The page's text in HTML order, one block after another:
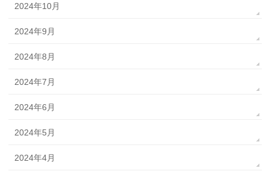
2024年10月
2024年9月
2024年8月
2024年7月
2024年6月
2024年5月
2024年4月